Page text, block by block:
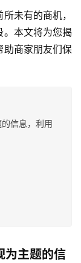
未有的商机，
。本文将为您揭
助商家朋友们保
信息，利用
为主题的信